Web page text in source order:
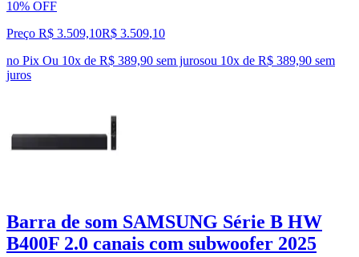
10% OFF
Preço R$ 3.509,10R$ 3.509,10
no Pix Ou 10x de R$ 389,90 sem jurosou 10x de R$ 389,90 sem
juros
Barra de som SAMSUNG Série B HW
B400F 2.0 canais com subwoofer 2025